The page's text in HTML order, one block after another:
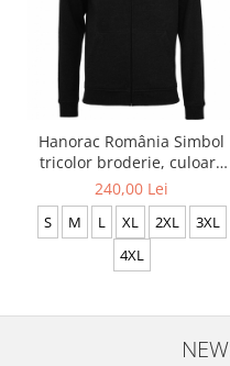
Hanorac România Simbol
tricolor broderie, culoare
neagră, CRP116
240,00 Lei
S M L XL 2XL
3XL
4XL